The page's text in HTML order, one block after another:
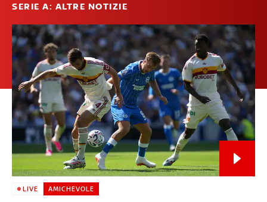
SERIE A: ALTRE NOTIZIE
LIVE AMICHEVOLE